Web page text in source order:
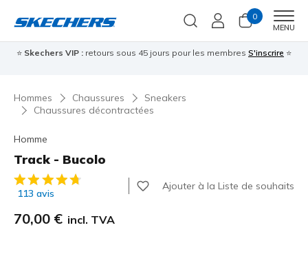
0
MENU
⭐ Skechers VIP : retours sous 45 jours pour les membres S'inscrire ⭐
Hommes Chaussures
Sneakers
Chaussures décontractées
Homme
Track - Bucolo
Évaluation client 5 sur 5
113 avis
Ajouter à la Liste de souhaits
70,00 € incl. TVA